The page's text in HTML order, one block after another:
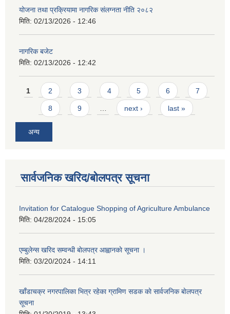
योजना तथा प्रक्रियामा नागरिक संलग्नता नीति २०८२
मिति: 02/13/2026 - 12:46
नागरिक बजेट
मिति: 02/13/2026 - 12:42
Pages
1 2 3 4 5 6 7
8 9 next › last »
अन्य
सार्वजनिक खरिद/बोलपत्र सूचना
Invitation for Catalogue Shopping of Agriculture Ambulance
मिति: 04/28/2024 - 15:05
एम्बुलेन्स खरिद सम्वन्धी बाेलपत्र आह्वानकाे सूचना ।
मिति: 03/20/2024 - 14:11
खाँडाचक्र नगरपालिका भित्र रहेका ग्रामिण सडक काे सार्वजनिक बाेलपत्र
सूचना